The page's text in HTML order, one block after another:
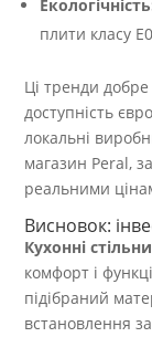
плити класу
Ці тренди добре
доступність
локальні
магазин Peral,
реальними
Висновок:
Кухонні
комфорт і
підібраний
встановлення